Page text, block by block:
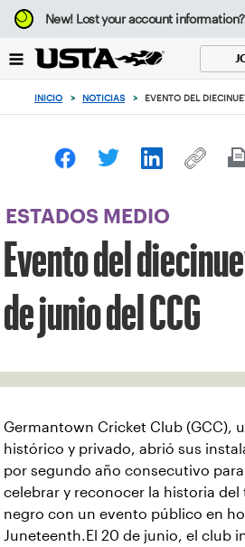
Enfoque
desde
botón
volver
principio
New!Lost your account information?
INICIO > NOTICIAS > EVENTO DEL
ESTADOS MEDIO
Evento del
de junio del CCG
Germantown Cricket Club (GCC),
histórico y privado, abrió sus
por segundo año consecutivo para
celebrar y reconocer la historia del
negro con un evento público en
Juneteenth.El 20 de junio, el club